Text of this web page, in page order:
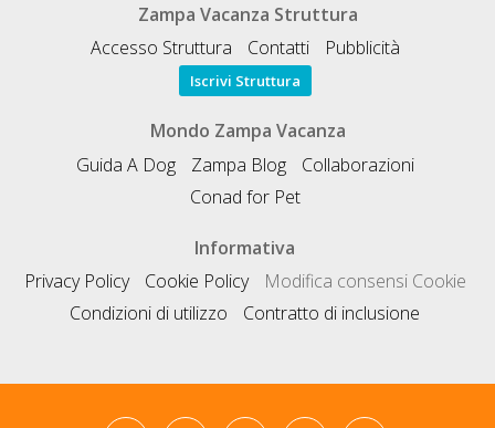
Zampa Vacanza Struttura
Accesso Struttura
Contatti Pubblicità
Iscrivi Struttura
Mondo Zampa Vacanza
Guida A Dog
Zampa Blog
Collaborazioni
Conad for Pet
Informativa
Privacy Policy
Cookie Policy
Modifica consensi Cookie
Condizioni di utilizzo
Contratto di inclusione